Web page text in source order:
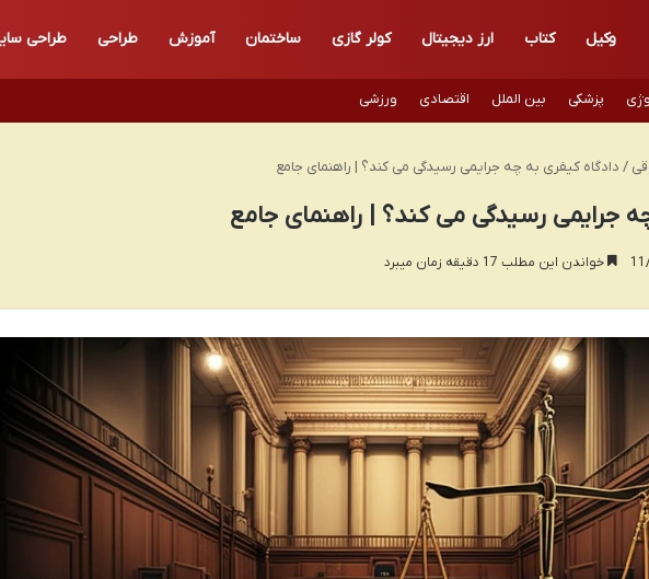
وکیل کتاب ارز دیجیتال کولر گازی ساختمان آموزش طراحی طراحی
پزشکی بین الملل اقتصادی ورزشی
/ دادگاه کیفری به چه جرایمی رسیدگی می کند؟ | راهنمای جامع
جرایمی رسیدگی می کند؟ | راهنمای جامع
خواندن این مطلب 17 دقیقه زمان میبرد